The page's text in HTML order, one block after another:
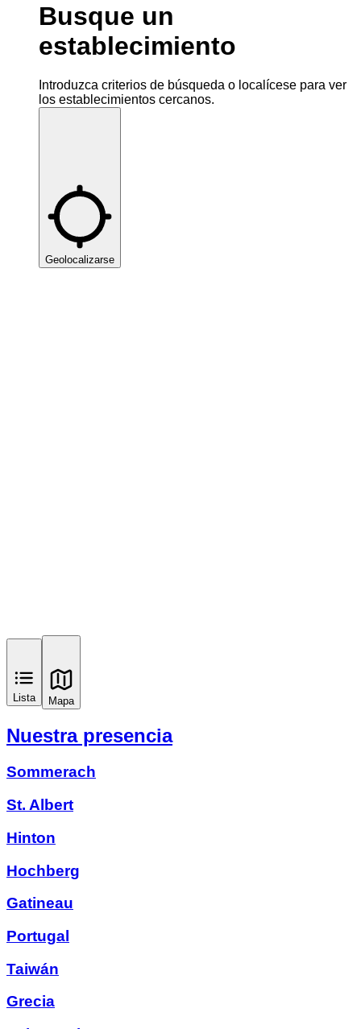
Busque un
establecimiento
Introduzca criterios de búsqueda o localícese para ver
los establecimientos cercanos.
Geolocalizarse
Lista Mapa
Nuestra presencia
Sommerach
St. Albert
Hinton
Hochberg
Gatineau
Portugal
Taiwán
Grecia